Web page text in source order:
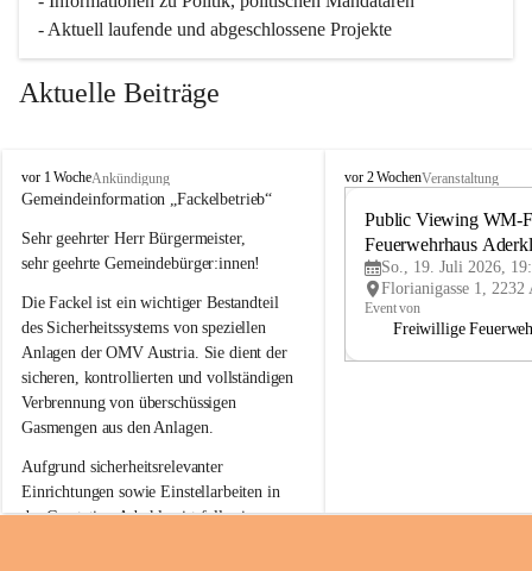
- Aktuell laufende und abgeschlossene Projekte
Aktuelle Beiträge
A
d
r
k
a
a
vor 1 WocheAnkündigung
Gemeindeinformation „Fackelbetrieb“
Sehr geehrter Herr Bürgermeister,
sehr geehrte Gemeindebürger:innen!
Die Fackel ist ein wichtiger Bestandteil
des Sicherheitssystems von speziellen
Anlagen der OMV Austria. Sie dient der
sicheren, kontrollierten und vollständigen
Verbrennung von überschüssigen
Gasmengen aus den Anlagen.
Aufgrund sicherheitsrelevanter
Einrichtungen sowie Einstellarbeiten in
der Gasstation Aderklaa ist fallweise
A
vor 2 WochenVeranstaltung
Public Viewing WM-
Feuerwehrhaus
So., 19. Juli 2026,
Event von
Freiwillige